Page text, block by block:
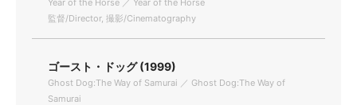
Year of the Horse ／ Year of the Horse
監督/Director, 撮影/Cinematography
ゴースト・ドッグ (1999)
Ghost Dog:The Way of Samurai ／ Ghost Dog:The Way of
Samurai